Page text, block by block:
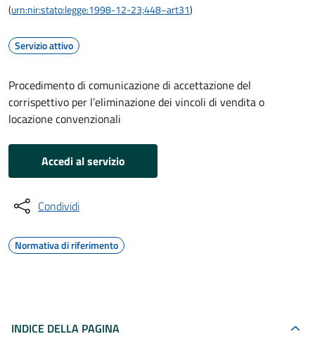
(urn:nir:stato:legge:1998-12-23;448~art31)
Servizio attivo
Procedimento di comunicazione di accettazione del
corrispettivo per l’eliminazione dei vincoli di vendita o
locazione convenzionali
Accedi al servizio
Condividi
Normativa di riferimento
INDICE DELLA PAGINA